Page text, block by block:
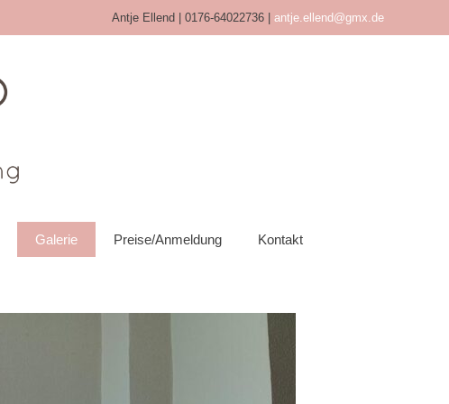
Antje Ellend | 0176-64022736 | antje.ellend@gmx.de
Galerie Preise/Anmeldung Kontakt